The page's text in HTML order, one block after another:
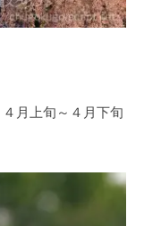
月上旬～４月下旬